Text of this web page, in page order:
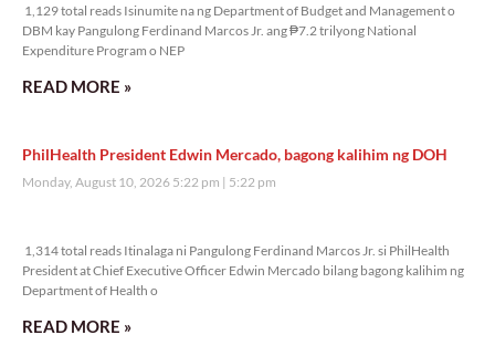
1,129 total reads Isinumite na ng Department of Budget and Management o
DBM kay Pangulong Ferdinand Marcos Jr. ang ₱7.2 trilyong National
Expenditure Program o NEP
READ MORE »
PhilHealth President Edwin Mercado, bagong kalihim ng DOH
Monday, August 10, 2026 5:22 pm 5:22 pm
1,314 total reads Itinalaga ni Pangulong Ferdinand Marcos Jr. si PhilHealth
President at Chief Executive Officer Edwin Mercado bilang bagong kalihim ng
Department of Health o
READ MORE »